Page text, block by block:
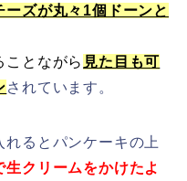
ズが丸々1個ドーンと
ことながら 見た目も可
されています。
るとパンケーキの上
生クリームをかけたよ